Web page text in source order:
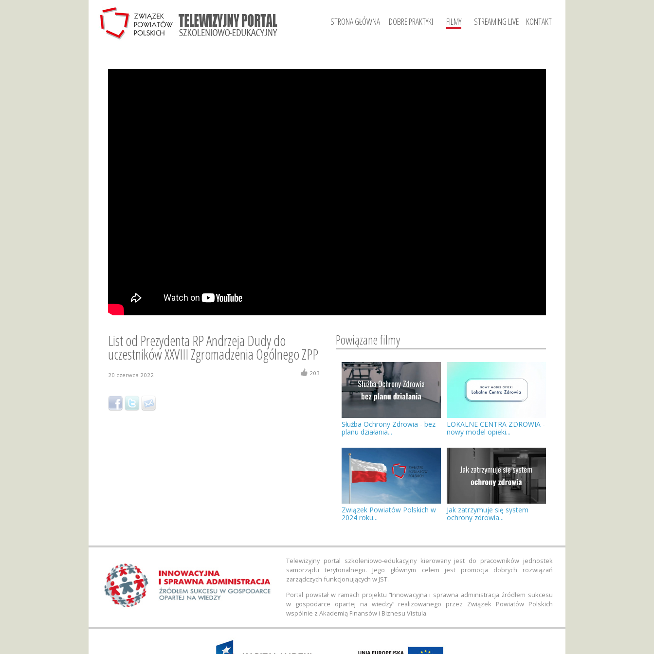
STRONA GŁÓWNA DOBRE PRAKTYKI FILMY STREAMING LIVE KONTAKT
List od Prezydenta RP Andrzeja Dudy do
uczestników XXVIII Zgromadzenia Ogólnego ZPP
20 czerwca 2022 203
Powiązane filmy
LOKALNE CENTRA ZDROWIA -
nowy model opieki...
Służba Ochrony Zdrowia - bez
planu działania...
Jak zatrzymuje się system
ochrony zdrowia...
Związek Powiatów Polskich w
2024 roku...
Telewizyjny portal szkoleniowo-edukacyjny kierowany jest do pracowników jednostek
samorządu terytorialnego. Jego głównym celem jest promocja dobrych rozwiązań
zarządczych funkcjonujących w JST.
Portal powstał w ramach projektu “Innowacyjna i sprawna administracja źródłem sukcesu
w gospodarce opartej na wiedzy” realizowanego przez Związek Powiatów Polskich
wspólnie z Akademią Finansów i Biznesu Vistula.